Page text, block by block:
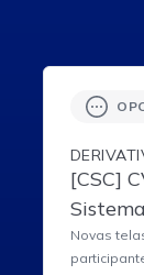
[CSC]
Novas